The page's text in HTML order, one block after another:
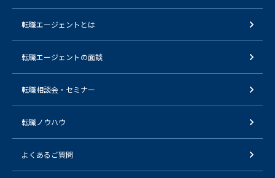
転職エージェントとは
転職エージェントの面談
転職相談会・セミナー
転職ノウハウ
よくあるご質問